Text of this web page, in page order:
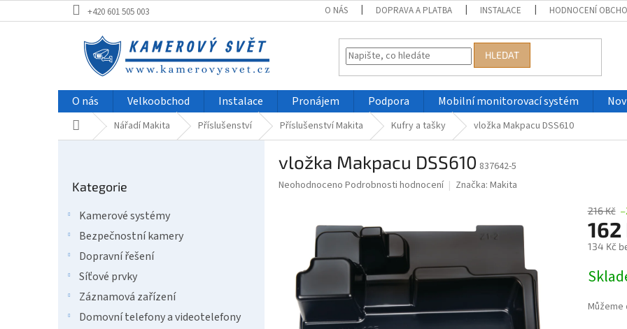
na
+420 601 505 003 O NÁS DOPRAVA A PLATBA INSTALACE HODNOCENÍ
HLEDAT
O nás Velkoobchod Instalace Pronájem Podpora Mobilní monitorovací systém
Domů Nářadí Makita Příslušenství Příslušenství Makita Kufry a tašky vložka Makpacu DSS610
kategorie
Kategorie
Kamerové systémy
Bezpečnostní kamery
Dopravní řešení
Síťové prvky
Záznamová zařízení
Domovní telefony a videotelefony
vložka Makpacu DSS610 837642-5
Průměrné
hvězdiček.
Neohodnoceno Podrobnosti hodnocení Značka: Makita
216 Kč
162
134 Kč
cena:
Můžeme